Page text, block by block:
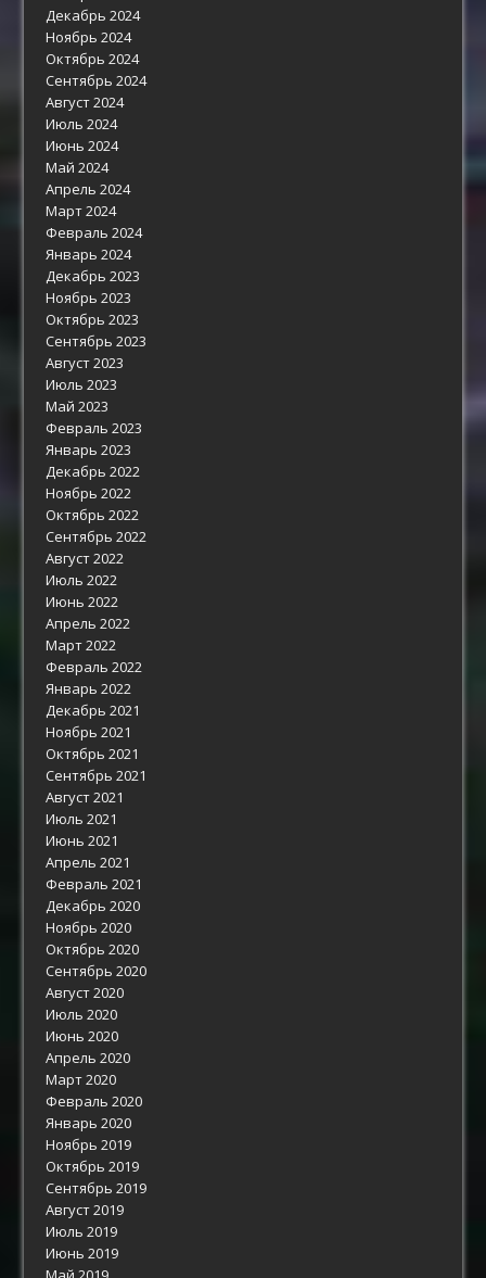
Декабрь 2024
Ноябрь 2024
Октябрь 2024
Сентябрь 2024
Август 2024
Июль 2024
Июнь 2024
Май 2024
Апрель 2024
Март 2024
Февраль 2024
Январь 2024
Декабрь 2023
Ноябрь 2023
Октябрь 2023
Сентябрь 2023
Август 2023
Июль 2023
Май 2023
Февраль 2023
Январь 2023
Декабрь 2022
Ноябрь 2022
Октябрь 2022
Сентябрь 2022
Август 2022
Июль 2022
Июнь 2022
Апрель 2022
Март 2022
Февраль 2022
Январь 2022
Декабрь 2021
Ноябрь 2021
Октябрь 2021
Сентябрь 2021
Август 2021
Июль 2021
Июнь 2021
Апрель 2021
Февраль 2021
Декабрь 2020
Ноябрь 2020
Октябрь 2020
Сентябрь 2020
Август 2020
Июль 2020
Июнь 2020
Апрель 2020
Март 2020
Февраль 2020
Январь 2020
Ноябрь 2019
Октябрь 2019
Сентябрь 2019
Август 2019
Июль 2019
Июнь 2019